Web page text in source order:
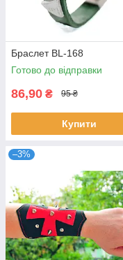
Браслет BL-168
Готово до відправки
86,90 ₴ 95 ₴
Купити
–3%